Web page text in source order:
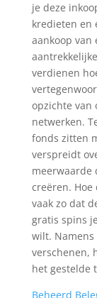
je deze
kredieten en
aankoop van
verdienen
opzichte van
netwerken.
fonds zitten
verspreidt
meerwaarde
creëren.
vaak zo dat
gratis spins
wilt.
verschenen,
het gestelde
Beheerd